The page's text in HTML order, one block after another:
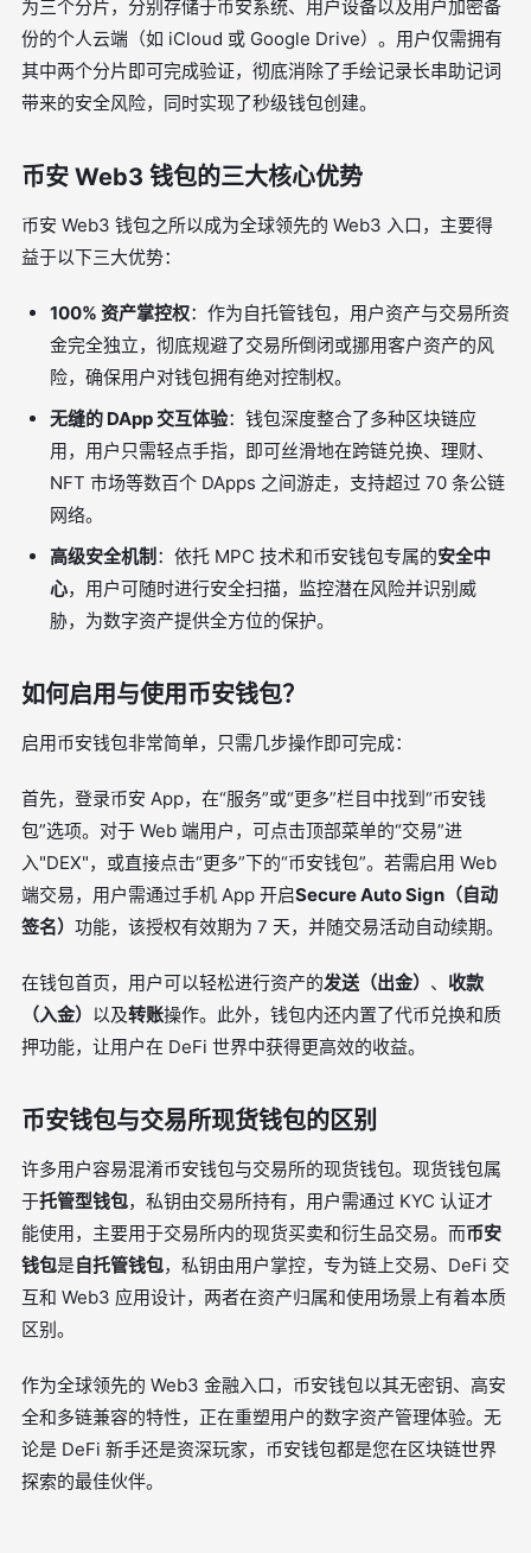
为三个分片，分别存储于币安系统、用户设备以及用户加密备
份的个人云端（如 iCloud 或 Google Drive）。用户仅需拥有
其中两个分片即可完成验证，彻底消除了手绘记录长串助记词
带来的安全风险，同时实现了秒级钱包创建。
币安 Web3 钱包的三大核心优势
币安 Web3 钱包之所以成为全球领先的 Web3 入口，主要得
益于以下三大优势：
100% 资产掌控权：作为自托管钱包，用户资产与交易所资
金完全独立，彻底规避了交易所倒闭或挪用客户资产的风
险，确保用户对钱包拥有绝对控制权。
无缝的 DApp 交互体验：钱包深度整合了多种区块链应
用，用户只需轻点手指，即可丝滑地在跨链兑换、理财、
NFT 市场等数百个 DApps 之间游走，支持超过 70 条公链
网络。
高级安全机制 ：依托 MPC 技术和币安钱包专属的安全中
心，用户可随时进行安全扫描，监控潜在风险并识别威
胁，为数字资产提供全方位的保护。
如何启用与使用币安钱包？
启用币安钱包非常简单，只需几步操作即可完成：
首先，登录币安 App，在“服务”或“更多”栏目中找到“币安钱
包”选项。对于 Web 端用户，可点击顶部菜单的“交易”进
入"DEX"，或直接点击“更多”下的“币安钱包”。若需启用 Web
端交易，用户需通过手机 App 开启Secure Auto Sign（自动
签名） 功能，该授权有效期为 7 天，并随交易活动自动续期。
在钱包首页，用户可以轻松进行资产的发送（出金） 、 收款
（入金） 以及转账操作。此外，钱包内还内置了代币兑换和质
押功能，让用户在 DeFi 世界中获得更高效的收益。
币安钱包与交易所现货钱包的区别
许多用户容易混淆币安钱包与交易所的现货钱包。现货钱包属
于托管型钱包，私钥由交易所持有，用户需通过 KYC 认证才
能使用，主要用于交易所内的现货买卖和衍生品交易。而币安
钱包是自托管钱包，私钥由用户掌控，专为链上交易、DeFi 交
互和 Web3 应用设计，两者在资产归属和使用场景上有着本质
区别。
作为全球领先的 Web3 金融入口，币安钱包以其无密钥、高安
全和多链兼容的特性，正在重塑用户的数字资产管理体验。无
论是 DeFi 新手还是资深玩家，币安钱包都是您在区块链世界
探索的最佳伙伴。